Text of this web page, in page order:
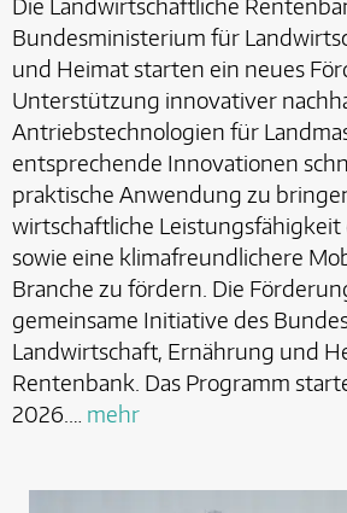
Die Landwirtschaftliche
Bundesministerium für
und Heimat starten ein neues
Unterstützung innovativer
Antriebstechnologien für
entsprechende Innovationen
praktische Anwendung zu
wirtschaftliche
sowie eine klimafreundlichere
Branche zu fördern. Die
gemeinsame Initiative des
Landwirtschaft, Ernährung und
Rentenbank. Das Programm
2026.… mehr